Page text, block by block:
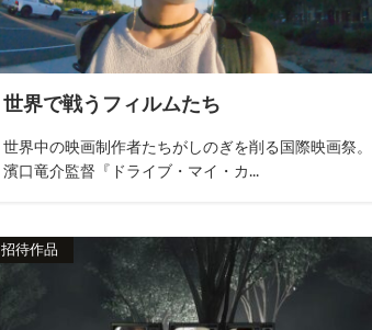
世界で戦うフィルムたち
世界中の映画制作者たちがしのぎを削る国際映画祭。
濱口竜介監督『ドライブ・マイ・カ...
招待作品